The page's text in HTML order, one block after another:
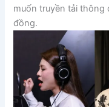
muốn truyền tải thông
đồng.